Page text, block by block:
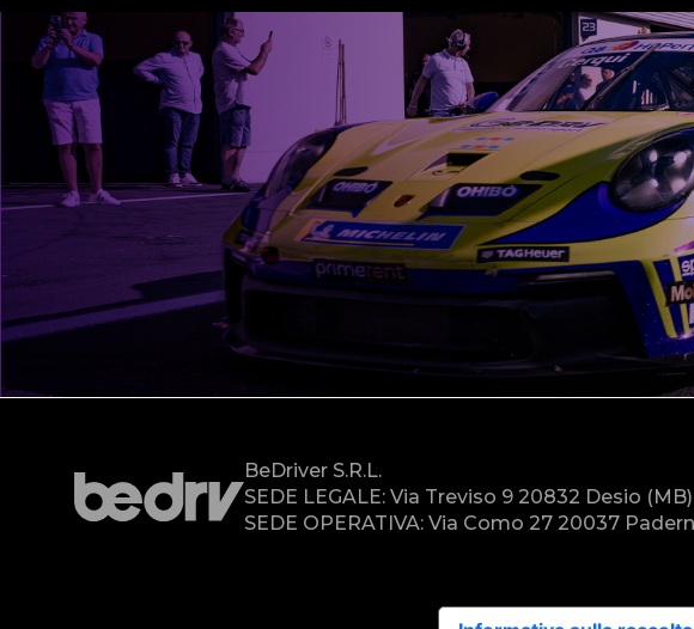
BeDriver S.r.l.
SEDE LEGALE: Via Treviso 9 20832 Desio (MB)
SEDE OPERATIVA: Via Como 27 20037